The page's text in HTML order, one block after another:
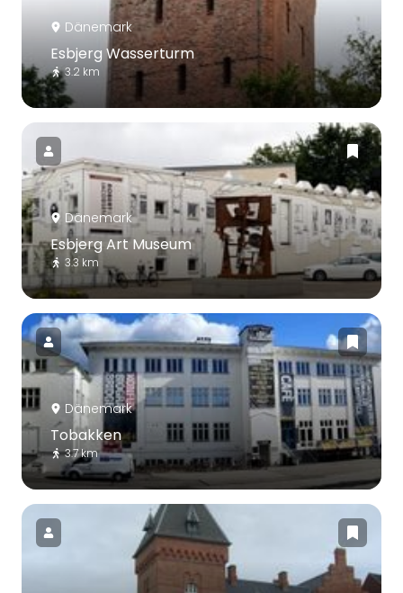
Dänemark
Esbjerg Wasserturm
3.2 km
Dänemark
Esbjerg Art Museum
3.3 km
Dänemark
Tobakken
3.7 km